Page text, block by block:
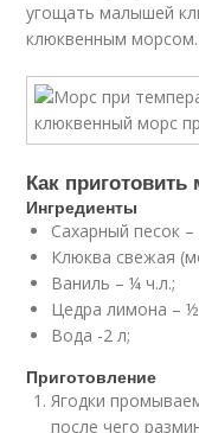
угощать малышей
клюквенным морсом.
Как
Ингредиенты
Сахарный песок –
Клюква свежая
Ваниль – ¼ ч.л.;
Цедра лимона – ½
Вода -2 л;
Приготовление
Ягодки
после чего